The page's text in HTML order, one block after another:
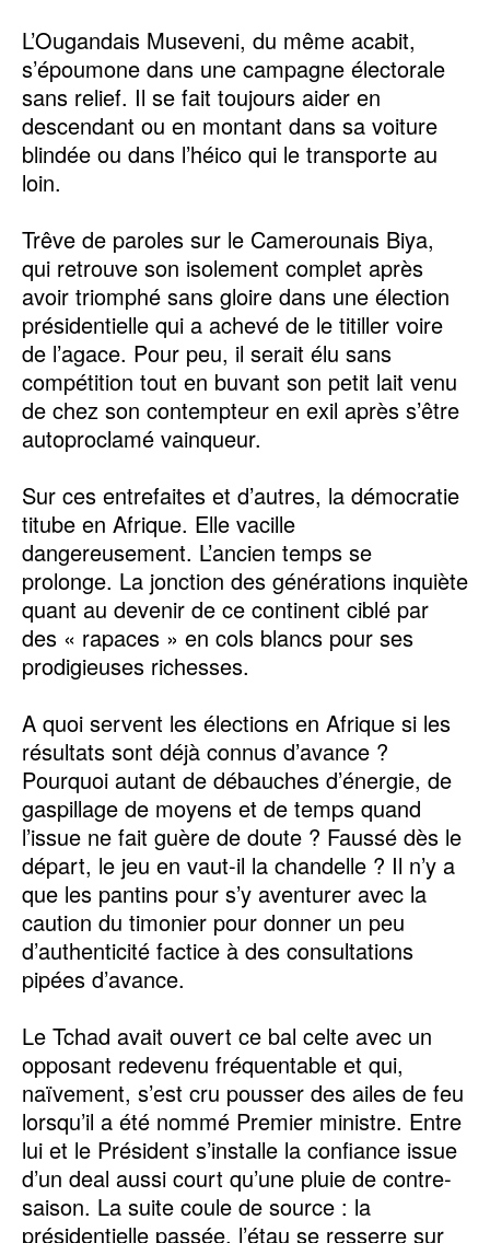
L’Ougandais Museveni, du même acabit,
s’époumone dans une campagne électorale
sans relief. Il se fait toujours aider en
descendant ou en montant dans sa voiture
blindée ou dans l’héico qui le transporte au
loin.
Trêve de paroles sur le Camerounais Biya,
qui retrouve son isolement complet après
avoir triomphé sans gloire dans une élection
présidentielle qui a achevé de le titiller voire
de l’agace. Pour peu, il serait élu sans
compétition tout en buvant son petit lait venu
de chez son contempteur en exil après s’être
autoproclamé vainqueur.
Sur ces entrefaites et d’autres, la démocratie
titube en Afrique. Elle vacille
dangereusement. L’ancien temps se
prolonge. La jonction des générations inquiète
quant au devenir de ce continent ciblé par
des « rapaces » en cols blancs pour ses
prodigieuses richesses.
A quoi servent les élections en Afrique si les
résultats sont déjà connus d’avance ?
Pourquoi autant de débauches d’énergie, de
gaspillage de moyens et de temps quand
l’issue ne fait guère de doute ? Faussé dès le
départ, le jeu en vaut-il la chandelle ? Il n’y a
que les pantins pour s’y aventurer avec la
caution du timonier pour donner un peu
d’authenticité factice à des consultations
pipées d’avance.
Le Tchad avait ouvert ce bal celte avec un
opposant redevenu fréquentable et qui,
naïvement, s’est cru pousser des ailes de feu
lorsqu’il a été nommé Premier ministre. Entre
lui et le Président s’installe la confiance issue
d’un deal aussi court qu’une pluie de contre-
saison. La suite coule de source : la
présidentielle passée, l’étau se resserre sur